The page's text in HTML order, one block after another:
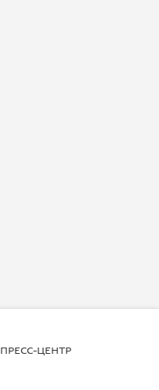
ПРЕСС-ЦЕНТР